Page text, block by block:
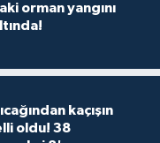
orman yangını
kaçışın
oldu! 38